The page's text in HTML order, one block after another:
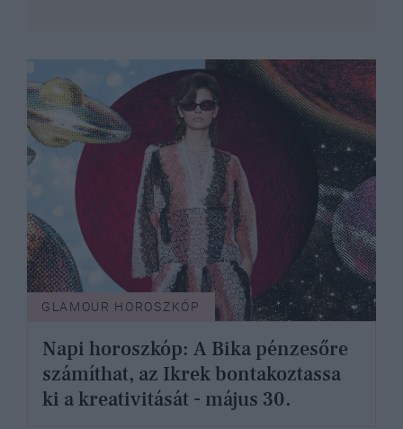
GLAMOUR HOROSZKÓP
Napi horoszkóp: A Bika pénzesőre
számíthat, az Ikrek bontakoztassa
ki a kreativitását - május 30.